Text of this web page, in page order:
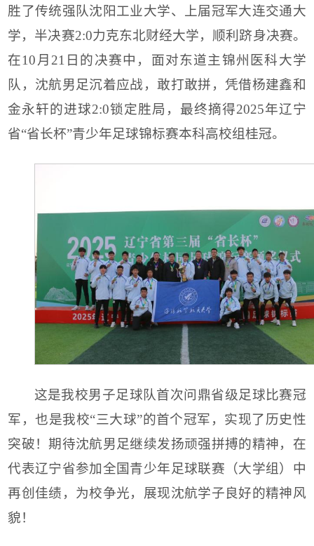
胜了传统强队沈阳工业大学、上届冠军大连交通大
学，半决赛2:0力克东北财经大学，顺利跻身决赛。
在10月21日的决赛中，面对东道主锦州医科大学
队，沈航男足沉着应战，敢打敢拼，凭借杨建鑫和
金永轩的进球2:0锁定胜局，最终摘得2025年辽宁
省“省长杯”青少年足球锦标赛本科高校组桂冠。
这是我校男子足球队首次问鼎省级足球比赛冠
军，也是我校“三大球”的首个冠军，实现了历史性
突破！期待沈航男足继续发扬顽强拼搏的精神，在
代表辽宁省参加全国青少年足球联赛（大学组）中
再创佳绩，为校争光，展现沈航学子良好的精神风
貌！